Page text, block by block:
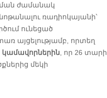
ժամանակ
ռադիոկայանի՝
ունեցած
այցելությամբ, որտեղ
կամավորներին, որ 26 տարի
մեկի